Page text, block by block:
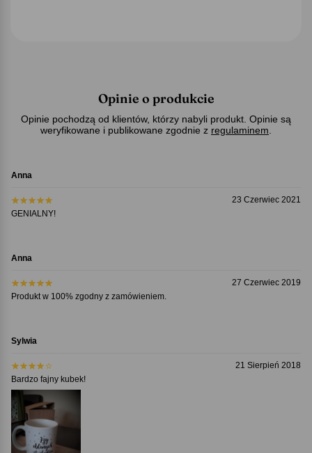
Opinie o produkcie
Opinie pochodzą od klientów, którzy nabyli produkt. Opinie są
weryfikowane i publikowane zgodnie z regulaminem
Anna
23 Czerwiec 2021
GENIALNY!
Anna
27 Czerwiec 2019
Produkt w 100% zgodny z zamówieniem.
Sylwia
21 Sierpień 2018
Bardzo fajny kubek!